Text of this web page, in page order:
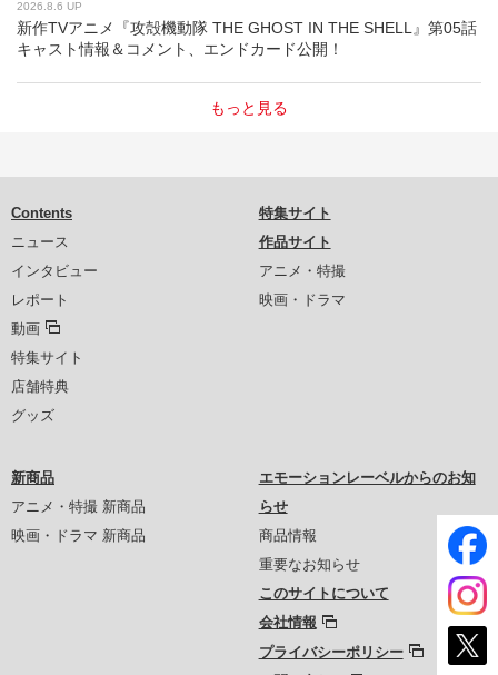
2026.8.6 UP
新作TVアニメ『攻殻機動隊 THE GHOST IN THE SHELL』第05話
キャスト情報＆コメント、エンドカード公開！
もっと見る
Contents
ニュース
インタビュー
レポート
動画
特集サイト
店舗特典
グッズ
特集サイト
作品サイト
アニメ・特撮
映画・ドラマ
新商品
アニメ・特撮 新商品
映画・ドラマ 新商品
エモーションレーベルからのお知
らせ
商品情報
重要なお知らせ
このサイトについて
会社情報
プライバシーポリシー